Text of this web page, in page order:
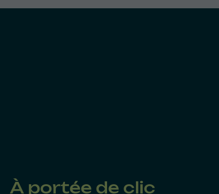
À portée de clic